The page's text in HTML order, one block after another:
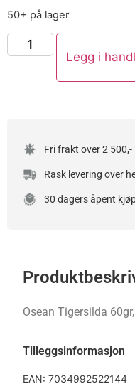
50+ på lager
Legg i
Fri frakt over 2 500,-
Rask levering over
30 dagers åpent
Osean Tigersilda
Tilleggsinformasjon
EAN:7034992522144